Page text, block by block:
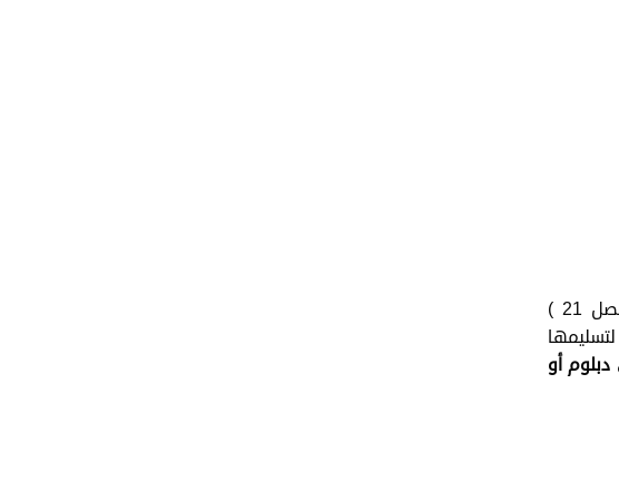
(الفصل 21 )
أو